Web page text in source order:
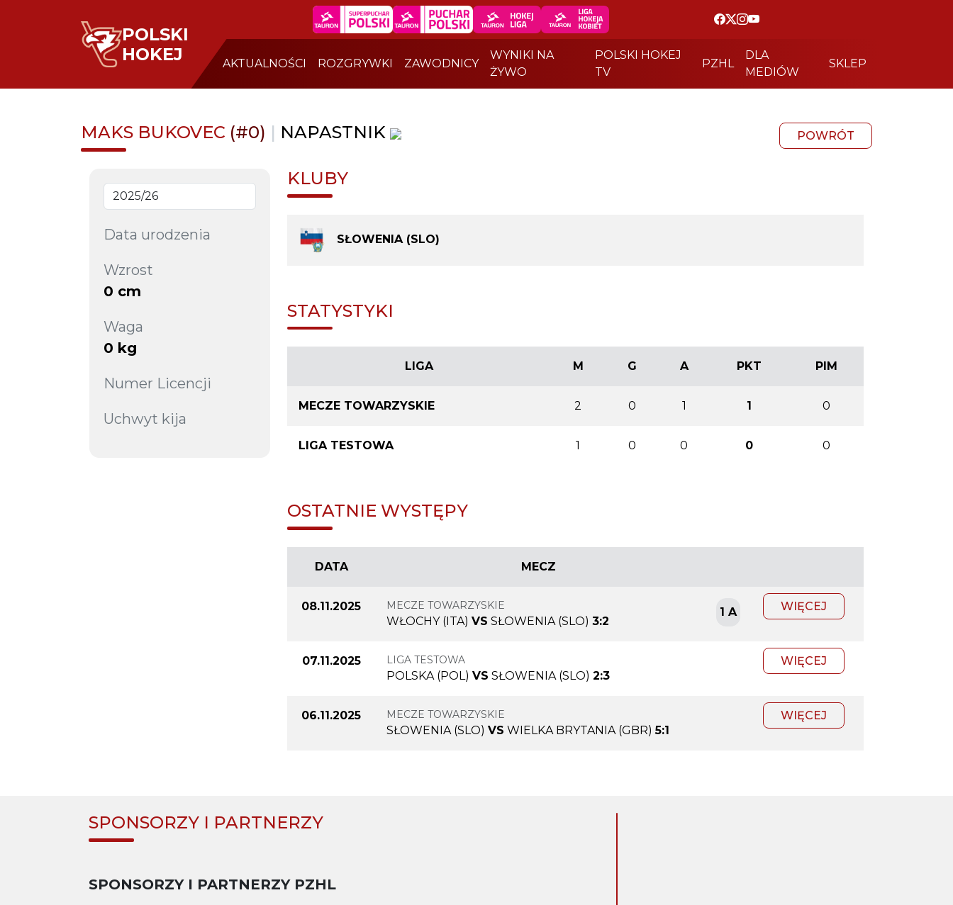
POLSKI
HOKEJ
AKTUALNOŚCI ROZGRYWKI ZAWODNICY
WYNIKI NA
ŻYWO
POLSKI HOKEJ
TV
PZHL
DLA
MEDIÓW
SKLEP
MAKS BUKOVEC (#0) | NAPASTNIK POWRÓT
Data urodzenia
Wzrost
0 cm
Waga
0 kg
Numer Licencji
Uchwyt kija
KLUBY
SŁOWENIA (SLO)
STATYSTYKI
LIGA M G A PKT PIM
MECZE TOWARZYSKIE 2 0 1 1 0
LIGA TESTOWA 1 0 0 0 0
OSTATNIE WYSTĘPY
DATA MECZ
08.11.2025 MECZE TOWARZYSKIE
WŁOCHY (ITA) VS SŁOWENIA (SLO) 3:2
1 A WIĘCEJ
07.11.2025 LIGA TESTOWA
POLSKA (POL) VS SŁOWENIA (SLO) 2:3
WIĘCEJ
06.11.2025 MECZE TOWARZYSKIE
SŁOWENIA (SLO) VS WIELKA BRYTANIA (GBR) 5:1
WIĘCEJ
SPONSORZY I PARTNERZY
SPONSORZY I PARTNERZY PZHL